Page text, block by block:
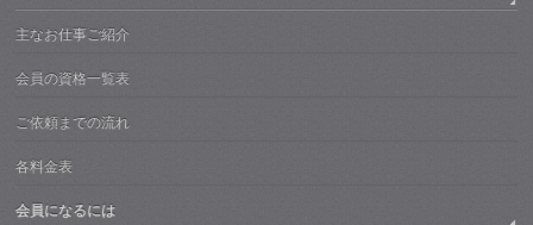
主なお仕事ご紹介
会員の資格一覧表
ご依頼までの流れ
各料金表
会員になるには